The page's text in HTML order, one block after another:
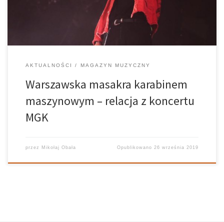
AKTUALNOŚCI MAGAZYN MUZYCZNY
Warszawska masakra karabinem
maszynowym – relacja z koncertu
MGK
przez Mikołaj Obała Opublikowano 26 września 2019